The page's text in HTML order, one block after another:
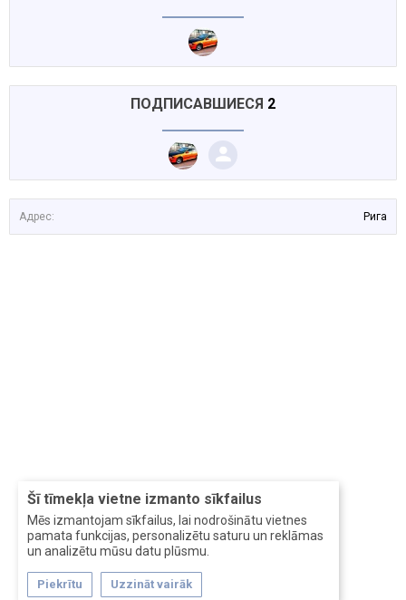
Šī tīmekļa vietne izmanto sīkfailus
Mēs izmantojam sīkfailus, lai nodrošinātu vietnes
pamata funkcijas, personalizētu saturu un reklāmas
un analizētu mūsu datu plūsmu.
Piekrītu Uzzināt vairāk
ПОДПИСАВШИЕСЯ 2
Адрес: Рига